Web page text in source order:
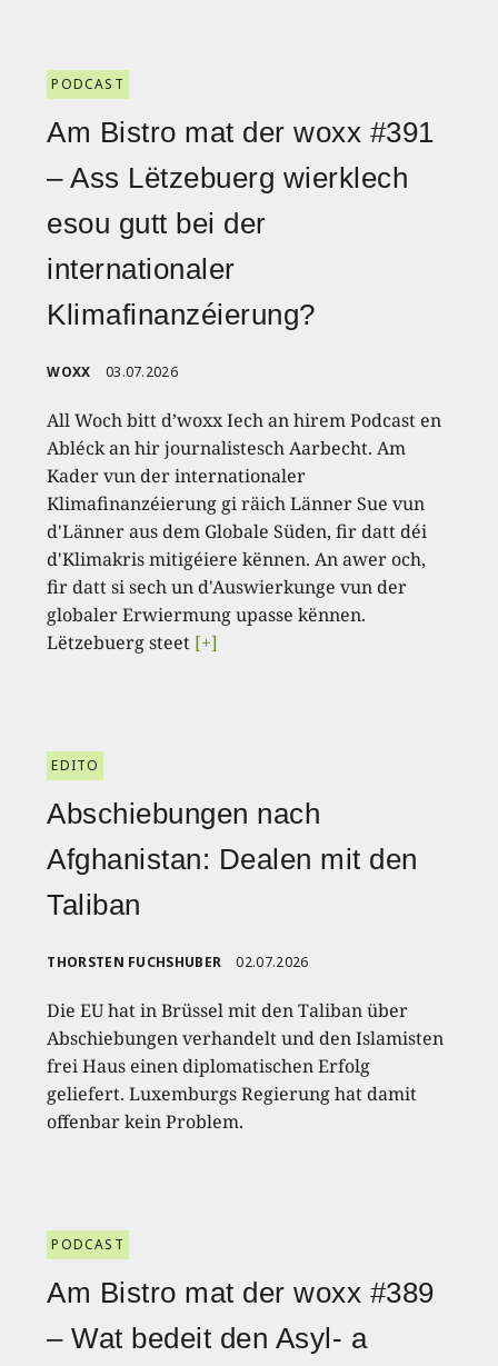
PODCAST
Am Bistro mat der woxx #391
– Ass Lëtzebuerg wierklech
esou gutt bei der
internationaler
Klimafinanzéierung?
WOXX 03.07.2026
All Woch bitt d’woxx Iech an hirem Podcast en
Abléck an hir journalistesch Aarbecht. Am
Kader vun der internationaler
Klimafinanzéierung gi räich Länner Sue vun
d'Länner aus dem Globale Süden, fir datt déi
d'Klimakris mitigéiere kënnen. An awer och,
fir datt si sech un d'Auswierkunge vun der
globaler Erwiermung upasse kënnen.
Lëtzebuerg steet [+]
EDITO
Abschiebungen nach
Afghanistan: Dealen mit den
Taliban
THORSTEN FUCHSHUBER 02.07.2026
Die EU hat in Brüssel mit den Taliban über
Abschiebungen verhandelt und den Islamisten
frei Haus einen diplomatischen Erfolg
geliefert. Luxemburgs Regierung hat damit
offenbar kein Problem.
PODCAST
Am Bistro mat der woxx #389
– Wat bedeit den Asyl- a